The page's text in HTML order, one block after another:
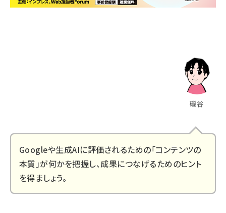
磯谷
Googleや生成AIに評価されるための「コンテンツの
本質」が何かを把握し、成果につなげるためのヒント
を得ましょう。